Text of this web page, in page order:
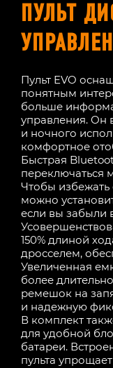
ПУЛЬТ
Пульт EVO
понятным
больше
управления. Он
и ночного
комфортное
Быстрая
переключаться
Чтобы избежать
можно
если вы забыли
150% длиной
дросселем,
Увеличенная
более
ремешок на
и надежную
В комплект
для удобной
батареи.
пульта